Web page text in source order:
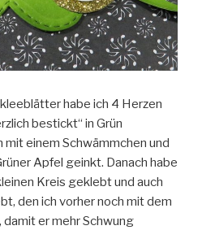
habe ich 4 Herzen
bestickt“ in Grün
einem Schwämmchen und
Apfel geinkt. Danach habe
Kreis geklebt und auch
den ich vorher noch mit dem
er mehr Schwung